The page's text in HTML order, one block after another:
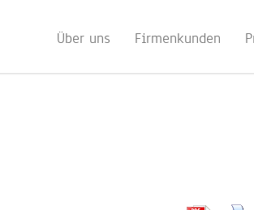
Über uns Firmenkunden